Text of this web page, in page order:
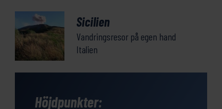
Sicilien
Vandringsresor på egen hand
Italien
Höjdpunkter: